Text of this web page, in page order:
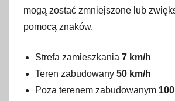
mogą zostać zmniejszone lub
pomocą znaków.
Strefa zamieszkania 7 km/h
Teren zabudowany 50 km/h
Poza terenem zabudowanym